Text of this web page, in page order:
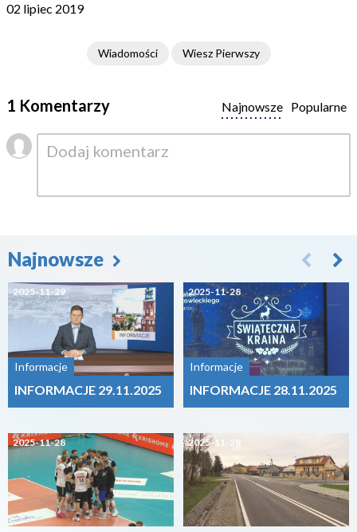
02 lipiec 2019
Wiadomości Wiesz Pierwszy
1 Komentarzy Popularne
Najnowsze
Najnowsze
2025-11-29
Informacje
INFORMACJE 29.11.2025
2025-11-28
2025-11-28
Informacje
INFORMACJE 28.11.2025
2025-11-28